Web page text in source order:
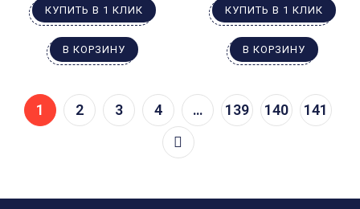
КУПИТЬ В 1 КЛИК
В КОРЗИНУ
КУПИТЬ В 1 КЛИК
В КОРЗИНУ
1 2 3 4 … 139 140 141